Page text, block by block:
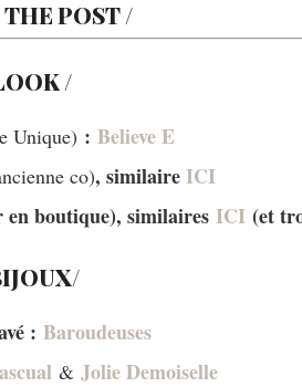
POST /
/
Unique) : Believe E
co), similaireICI
boutique), similaires ICI (et
: Baroudeuses
& Jolie Demoiselle